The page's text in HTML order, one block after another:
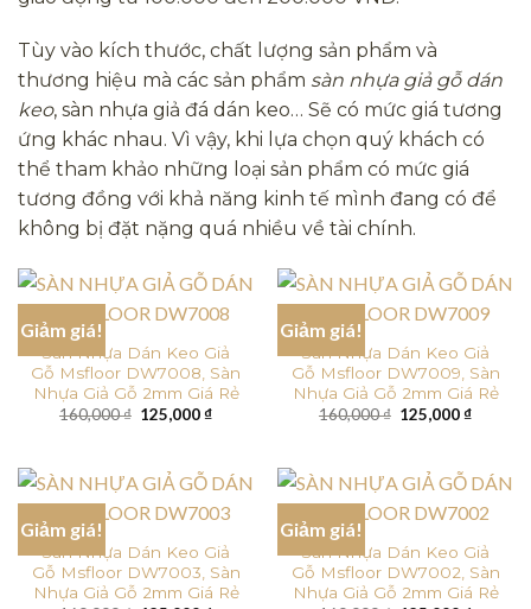
Tùy vào kích thước, chất lượng sản phẩm và
thương hiệu mà các sản phẩm sàn nhựa giả gỗ dán
keo, sàn nhựa giả đá dán keo… Sẽ có mức giá tương
ứng khác nhau. Vì vậy, khi lựa chọn quý khách có
thể tham khảo những loại sản phẩm có mức giá
tương đồng với khả năng kinh tế mình đang có để
không bị đặt nặng quá nhiều về tài chính.
Giảm giá!
Sàn Nhựa Dán Keo Giả
Gỗ Msfloor DW7008, Sàn
Nhựa Giả Gỗ 2mm Giá Rẻ
160,000₫ Giá
125,000₫Giá
125,000 ₫.
Giảm giá!
Sàn Nhựa Dán Keo Giả
Gỗ Msfloor DW7009, Sàn
Nhựa Giả Gỗ 2mm Giá Rẻ
160,000₫ Giá
125,000₫Giá
Giảm giá!
Sàn Nhựa Dán Keo Giả
Gỗ Msfloor DW7003, Sàn
Nhựa Giả Gỗ 2mm Giá Rẻ
Giảm giá!
Sàn Nhựa Dán Keo Giả
Gỗ Msfloor DW7002, Sàn
Nhựa Giả Gỗ 2mm Giá Rẻ